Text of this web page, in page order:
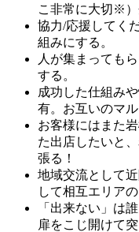
こ非常に大切※）
協力/応援してく
組みにする。
人が集まっても
する。
成功した仕組み
有。お互いのマ
お客様にはまた
た出店したいと
張る！
地域交流として
して相互エリア
「出来ない」は
扉をこじ開けて突